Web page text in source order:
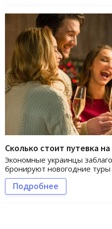
Сколько стоит путевка
Экономные украинцы
бронируют новогодние туры
Подробнее